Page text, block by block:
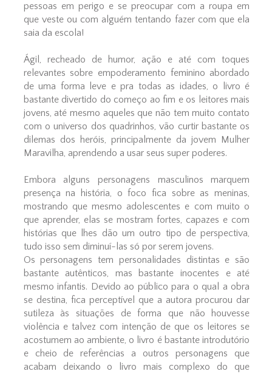
pessoas em perigo e se preocupar com a roupa em
que veste ou com alguém tentando fazer com que ela
saia da escola!
Ágil, recheado de humor, ação e até com toques
relevantes sobre empoderamento feminino abordado
de uma forma leve e pra todas as idades, o livro é
bastante divertido do começo ao fim e os leitores mais
jovens, até mesmo aqueles que não tem muito contato
com o universo dos quadrinhos, vão curtir bastante os
dilemas dos heróis, principalmente da jovem Mulher
Maravilha, aprendendo a usar seus super poderes.
Embora alguns personagens masculinos marquem
presença na história, o foco fica sobre as meninas,
mostrando que mesmo adolescentes e com muito o
que aprender, elas se mostram fortes, capazes e com
histórias que lhes dão um outro tipo de perspectiva,
tudo isso sem diminuí-las só por serem jovens.
Os personagens tem personalidades distintas e são
bastante autênticos, mas bastante inocentes e até
mesmo infantis. Devido ao público para o qual a obra
se destina, fica perceptível que a autora procurou dar
sutileza às situações de forma que não houvesse
violência e talvez com intenção de que os leitores se
acostumem ao ambiente, o livro é bastante introdutório
e cheio de referências a outros personagens que
acabam deixando o livro mais complexo do que